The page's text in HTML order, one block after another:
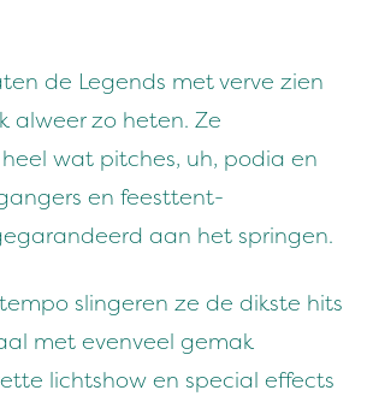
de Legends met verve zien
alweer zo heten. Ze
wat pitches, uh, podia en
en feesttent-
aan het springen.
slingeren ze de dikste hits
met evenveel gemak
lichtshow en special effects